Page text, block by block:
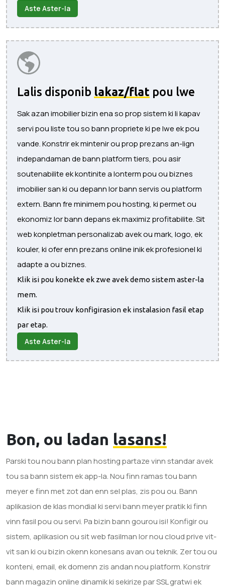
Aste Aster-la
Lalis disponib lakaz/flat pou lwe
Sak azan imobilier bizin ena so prop sistem ki li kapav
servi pou liste tou so bann propriete ki pe lwe ek pou
vande. Konstrir ek mintenir ou prop prezans an-lign
indepandaman de bann platform tiers, pou asir
soutenabilite ek kontinite a lonterm pou ou biznes
imobilier san ki ou depann lor bann servis ou platform
extern. Bann fre minimem pou hosting, ki permet ou
ekonomiz lor bann depans ek maximiz profitabilite. Sit
web konpletman personalizab avek ou mark, logo, ek
kouler, ki ofer enn prezans online inik ek profesionel ki
adapte a ou biznes.
Klik isi pou konekte ek zwe avek demo sistem aster-la
mem.
Klik isi pou trouv konfigirasion ek instalasion fasil etap
par etap.
Aste Aster-la
Bon, ou ladan lasans!
Parski tou nou bann plan hosting partaze vinn standar avek
tou sa bann sistem ek app-la. Nou finn ramas tou bann
meyer e finn met zot dan enn sel plas, zis pou ou. Bann
aplikasion de klas mondial ki servi bann meyer pratik ki finn
vinn fasil pou ou servi. Pa bizin bann gourou isi! Konfigir ou
sistem, aplikasion ou sit web fasilman lor nou cloud prive vit-
vit san ki ou bizin okenn konesans avan ou teknik. Zer tou ou
konteni, email, ek domenn zis andan nou platform. Konstrir
bann magazin online dinamik ki sekirize par SSL gratwi ek